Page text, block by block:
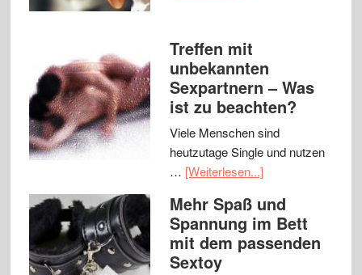
Treffen mit
unbekannten
Sexpartnern – Was
ist zu beachten?
Viele Menschen sind
heutzutage Single und nutzen
… [Weiterlesen...]
Mehr Spaß und
Spannung im Bett
mit dem passenden
Sextoy